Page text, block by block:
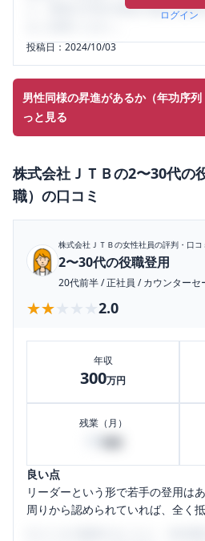
ログイン
り、将来の不安や現在の悩みを解
投稿日：2024/10/03
男性同様の昇進があるか（年功序
っと見る
株式会社ＪＴＢの2〜30代の
職） の口コミ
株式会社ＪＴＢの女性社員の評判・口コ
2〜30代の役職登用
20代前半/正社員 /カウンターセ
★★★★★
★★★★★ 2.0
年収
300万円
残業（月）
良い点
リーダーという形で若手の登用は
周りから認められていれば、全く